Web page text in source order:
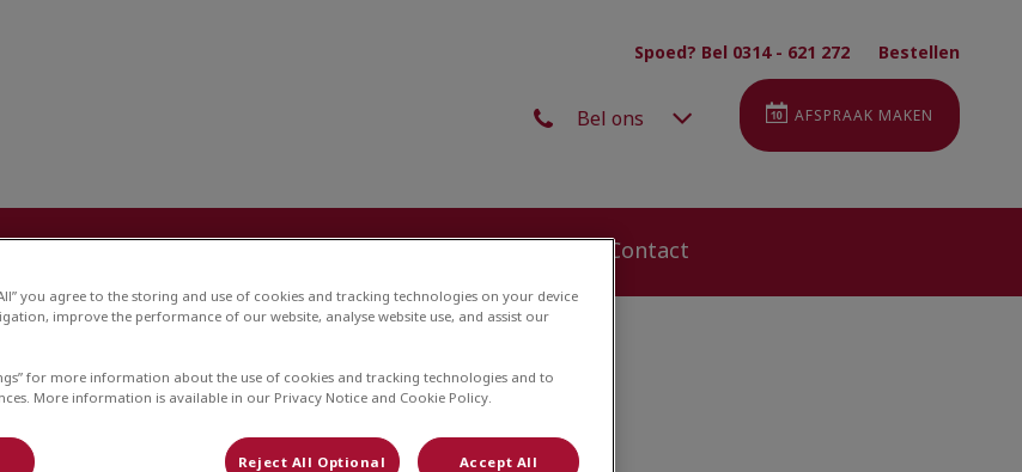
Spoed? Bel 0314 - 621 272 Bestellen
Bel ons AFSPRAAK MAKEN
Plan Nieuws Inschrijven Vacatures Contact
you agree to the storing and use of cookies and tracking technologies on your device
improve the performance of our website, analyse website use, and assist our
for more information about the use of cookies and tracking technologies and to
More information is available in our Privacy Notice and Cookie Policy.
Reject All Optional Accept All